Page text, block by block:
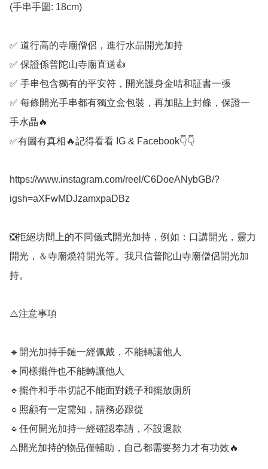
(手串手圍: 18cm)
✅️ 道行高的寺廟僧侶，進行水晶開光加持
✅️ 保證係普陀山寺廟直送👍
✅️ 手串包含獨有的平安符，開光護身金咭和証書一張
✅️ 每條開光手串都有獨立盒包裝，再加貼上封條，保證一
手水晶🔥
✅️有圖有真相🔥記得看看 IG & Facebook👇👇
https://www.instagram.com/reel/C6DoeANybGB/?
igsh=aXFwMDJzamxpaDBz
❎️拒絕坊間上的不同儀式開光加持，例如：口講開光，靈力
開光，＆寺廟燒符開光等。我只信普陀山寺廟僧侶開光加
持。
⚠️注意事項
🔹️開光加持手鏈一經佩戴，不能轉讓他人
🔹️同樣擺件也不能轉讓他人
🔹️擺件和手串切記不能面對鏡子和擺放廁所
🔹️照顧有一定需知，請務必跟從
🔹️任何開光加持一經確認奉請，不設退款
⚠️開光加持的物品僅輔助，自己都需要努力才有功效🔥